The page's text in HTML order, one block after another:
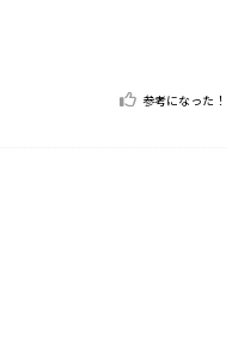
参考になった！